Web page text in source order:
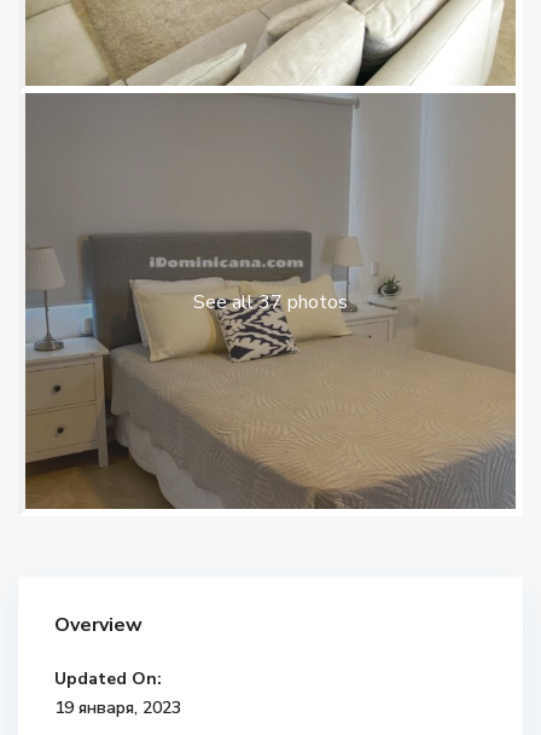
See all 37 photos
Overview
Updated On:
19 января, 2023